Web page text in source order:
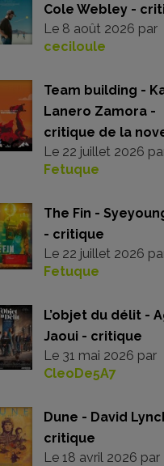
Cole Webley -
Le 8 août 2026 par
ceciloule
Team building -
Lanero Zamora -
critique de la
Le 22 juillet 2026
Fetuque
The Fin -
- critique
Le 22 juillet 2026
Fetuque
L’objet du délit -
Jaoui - critique
Le 31 mai 2026 par
CleoDe5A7
Dune - David
critique
Le 18 avril 2026 par